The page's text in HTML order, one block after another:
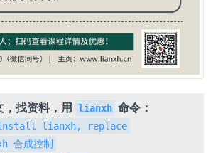
，找资料，用 lianxh 命令：
lianxh, replace
合成控制